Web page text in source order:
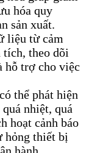
hóa quy
sản xuất.
liệu từ cảm
tích, theo dõi
hỗ trợ cho việc
thể phát hiện
nhiệt, quá
hoạt cảnh báo
hỏng thiết bị